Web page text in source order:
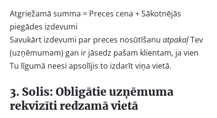
Atgriežamā summa = Preces cena + Sākotnējās
piegādes izdevumi
Savukārt izdevumi par preces nosūtīšanu atpakaļTev
(uzņēmumam) gan ir jāsedz pašam klientam, ja vien
Tu līgumā neesi apsolījis to izdarīt viņa vietā.
3. Solis: Obligātie uzņēmuma
rekvizīti redzamā vietā